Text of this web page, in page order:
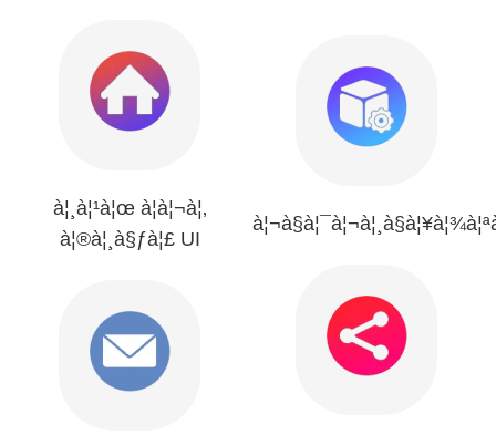
à¦¸à¦¹à¦œ à¦à¦¬à¦‚
à¦®à¦¸à§ƒà¦£ UI